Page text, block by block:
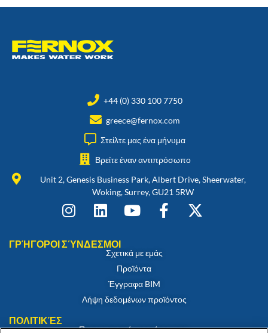
+44 (0) 330 100 7750
greece@fernox.com
Στείλτε μας ένα μήνυμα
Βρείτε έναν αντιπρόσωπο
Unit 2, Genesis Business Park, Albert Drive, Sheerwater,
Woking, Surrey, GU21 5RW
ΓΡΉΓΟΡΟΙ ΣΎΝΔΕΣΜΟΙ
Σχετικά με εμάς
Προϊόντα
Έγγραφα BIM
Λήψη δεδομένων προϊόντος
ΠΟΛΙΤΙΚΈΣ
Πιστοποιητικό συμμόρφωσης